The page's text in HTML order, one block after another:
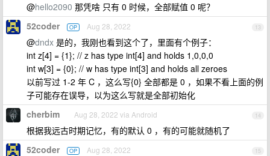
@hello2090 那凭啥 只有 0 时候，全部赋值 0 呢？
13
52coder OP Aug 28, 2022
@dndx 是的，我刚也看到这个了，里面有个例子：
int z[4] = {1}; // z has type int[4] and holds 1,0,0,0
int w[3] = {0}; // w has type int[3] and holds all zeroes
以前写过 1-2 年 C ，这么写{0} 全部都是 0 ，如果不看上面的例
子可能存在误导，以为这么写就是全部初始化
14
cherbim Aug 28, 2022 via Android
根据我远古时期记忆，有的默认 0 ，有的可能就随机了
15
52coder OP Aug 28, 2022